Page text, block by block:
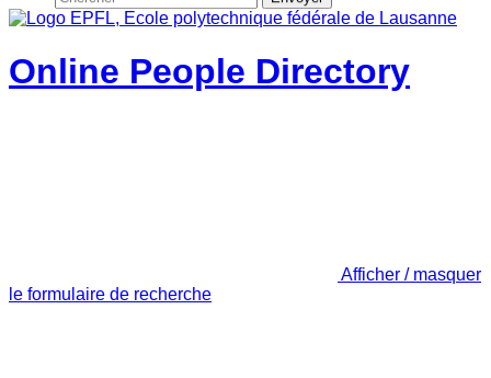
Online People Directory
Afficher / masquer
le formulaire de recherche